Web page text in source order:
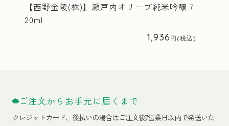
【西野金陵(株)】瀬戸内オリーブ純米吟醸 7
20ml
1,936
ご注文からお手元に届くまで
クレジットカード、 後払いの場合はご注文後7営業日以内で発送いた